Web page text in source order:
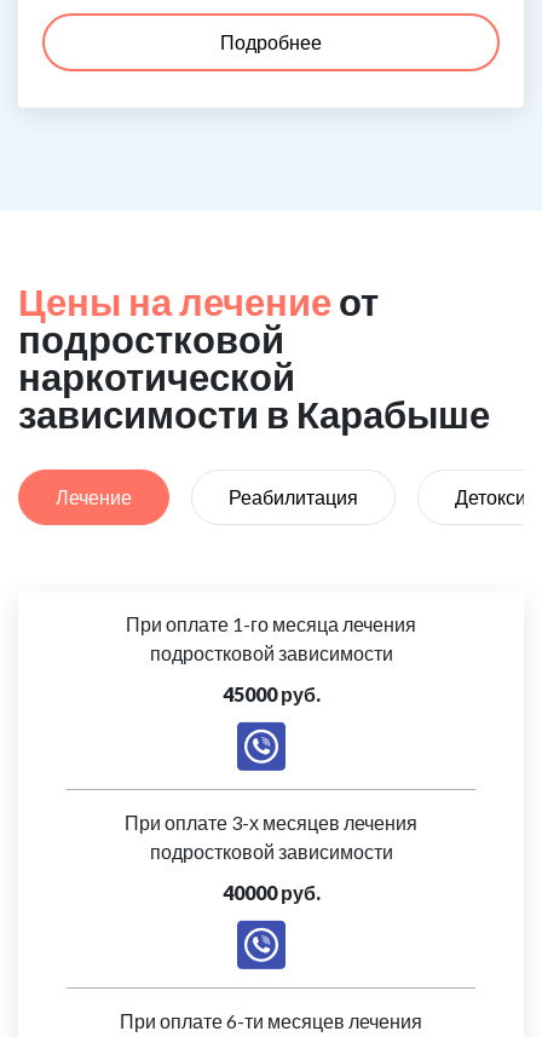
Подробнее
Цены на лечение от
подростковой
наркотической
зависимости в Карабыше
Лечение Реабилитация
При оплате 1-го месяца лечения
подростковой зависимости
45000 руб.
При оплате 3-х месяцев лечения
подростковой зависимости
40000 руб.
При оплате 6-ти месяцев лечения